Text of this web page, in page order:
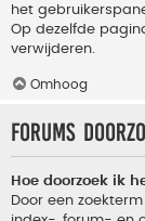
het
Op dezelfde
verwijderen.
Omhoog
Forums
Hoe doorzoek ik
Door een